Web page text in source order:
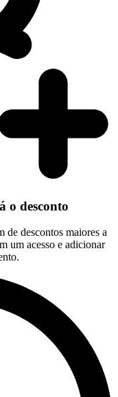
o desconto
de descontos maiores a
um acesso e adicionar